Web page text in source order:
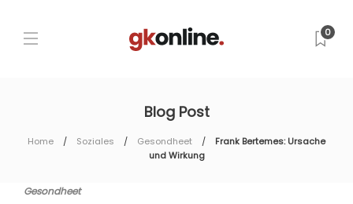
0
Blog Post
Home Soziales Gesondheet
Frank Bertemes: Ursache
und Wirkung
Gesondheet